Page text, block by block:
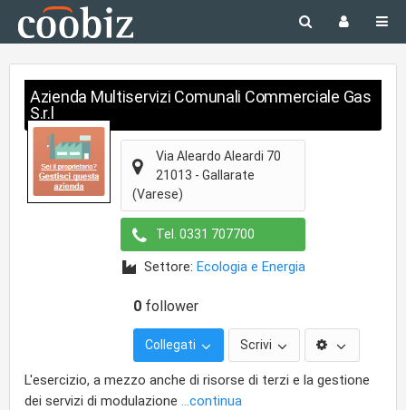
Azienda Multiservizi Comunali Commerciale Gas
S.r.l
Via Aleardo Aleardi 70
21013 - Gallarate
(Varese)
Tel. 0331 707700
Settore: Ecologia e Energia
0 follower
Collegati Scrivi
L'esercizio, a mezzo anche di risorse di terzi e la gestione
dei servizi di modulazione ...continua